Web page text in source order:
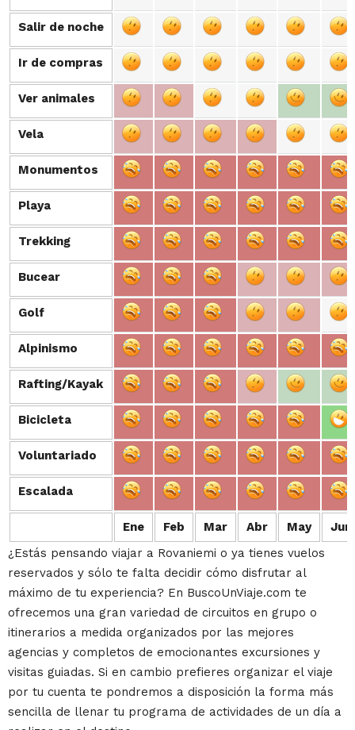
Salir de noche
Ir de compras
Ver animales
Vela
Monumentos
Playa
Trekking
Bucear
Golf
Alpinismo
Rafting/Kayak
Bicicleta
Voluntariado
Escalada
Ene Feb Mar Abr May Jun
Salir de noche
Ir de compras
Ver animales
Vela
Monumentos
Playa
Trekking
Bucear
Golf
Alpinismo
Rafting/Kayak
Bicicleta
Voluntariado
Escalada
¿Estás pensando viajar a Rovaniemi o ya tienes vuelos
reservados y sólo te falta decidir cómo disfrutar al
máximo de tu experiencia? En BuscoUnViaje.com te
ofrecemos una gran variedad de circuitos en grupo o
itinerarios a medida organizados por las mejores
agencias y completos de emocionantes excursiones y
visitas guiadas. Si en cambio prefieres organizar el viaje
por tu cuenta te pondremos a disposición la forma más
sencilla de llenar tu programa de actividades de un día a